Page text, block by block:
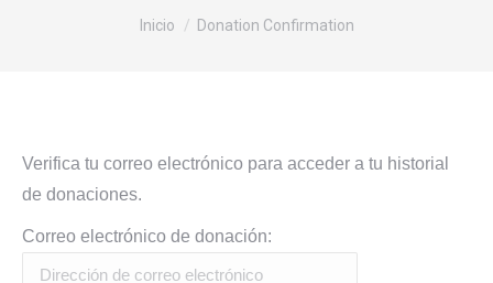
Estás aquí:
Inicio Donation Confirmation
Verifica tu correo electrónico para acceder a tu historial
de donaciones.
Correo electrónico de donación: